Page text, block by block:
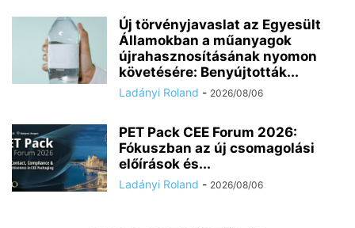
Új törvényjavaslat az Egyesült
Államokban a műanyagok
újrahasznosításának nyomon
követésére: Benyújtották...
Ladányi Roland - 2026/08/06
PET Pack CEE Forum 2026:
Fókuszban az új csomagolási
előírások és...
Ladányi Roland - 2026/08/06